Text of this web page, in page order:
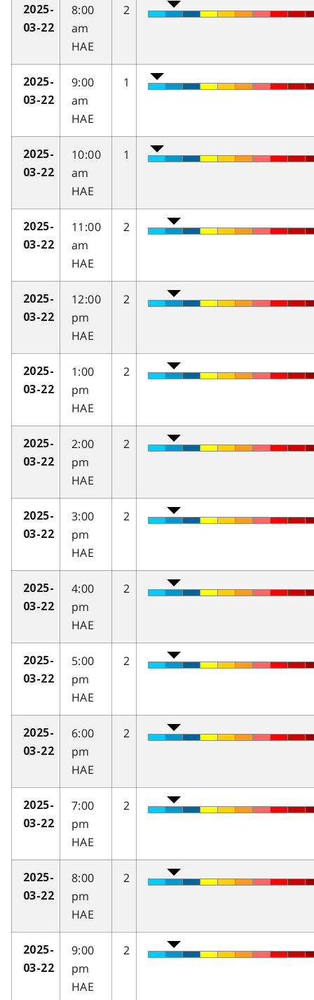
2025-
03-22
8:00
am
HAE
2
2025-
03-22
9:00
am
HAE
1
2025-
03-22
10:00
am
HAE
1
2025-
03-22
11:00
am
HAE
2
2025-
03-22
12:00
pm
HAE
2
2025-
03-22
1:00
pm
HAE
2
2025-
03-22
2:00
pm
HAE
2
2025-
03-22
3:00
pm
HAE
2
2025-
03-22
4:00
pm
HAE
2
2025-
03-22
5:00
pm
HAE
2
2025-
03-22
6:00
pm
HAE
2
2025-
03-22
7:00
pm
HAE
2
2025-
03-22
8:00
pm
HAE
2
2025-
03-22
9:00
pm
HAE
2